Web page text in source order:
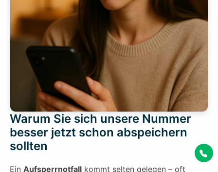
Warum Sie sich unsere Nummer
besser jetzt schon abspeichern
sollten
Ein Aufsperrnotfall kommt selten gelegen – oft